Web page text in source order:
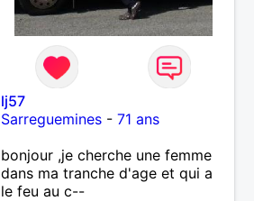
lj57
Sarreguemines -71 ans
bonjour ,je cherche une femme
dans ma tranche d'age et qui a
le feu au c--